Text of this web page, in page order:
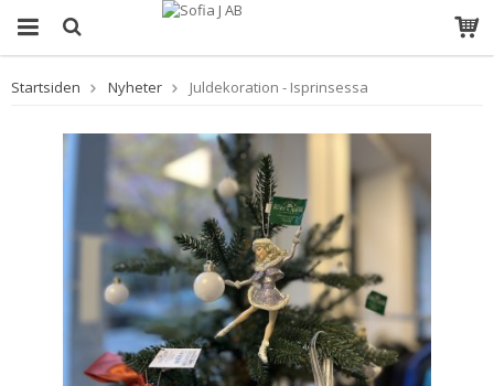
Startsiden Nyheter Juldekoration - Isprinsessa